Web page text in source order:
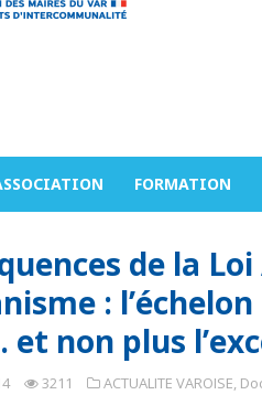
FORMATION
de la
:
et non plus
3211 ACTUALITE VAROISE,